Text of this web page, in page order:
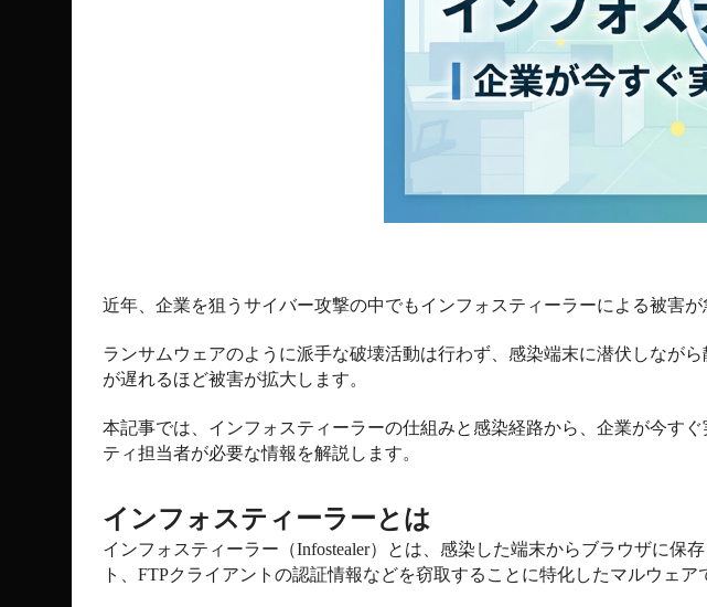
近年、企業を狙うサイバー攻撃の中でもインフォスティーラーによる被害が
ランサムウェアのように派手な破壊活動は行わず、感染端末に潜伏しなが
が遅れるほど被害が拡大します。
本記事では、インフォスティーラーの仕組みと感染経路から、企業が今すぐ
ティ担当者が必要な情報を解説します。
インフォスティーラーとは
インフォスティーラー（Infostealer）とは、感染した端末からブラウザに保
ト、 FTPクライアントの認証情報などを窃取することに特化したマルウェア